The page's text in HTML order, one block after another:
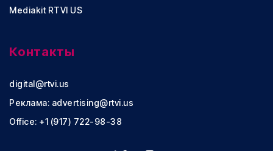
Mediakit RTVI US
Контакты
digital@rtvi.us
Реклама: advertising@rtvi.us
Office: +1 (917) 722-98-38